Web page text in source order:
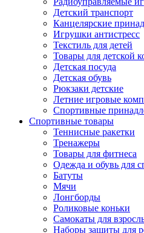
Детский транспорт
Канцелярские
Игрушки антистресс
Текстиль для детей
Товары для детской
Детская посуда
Детская обувь
Рюкзаки детские
Летние игровые
Спортивные
Спортивные товары
Теннисные ракетки
Тренажеры
Товары для фитнеса
Одежда и обувь для
Батуты
Мячи
Лонгборды
Роликовые коньки
Самокаты для
Наборы защиты для